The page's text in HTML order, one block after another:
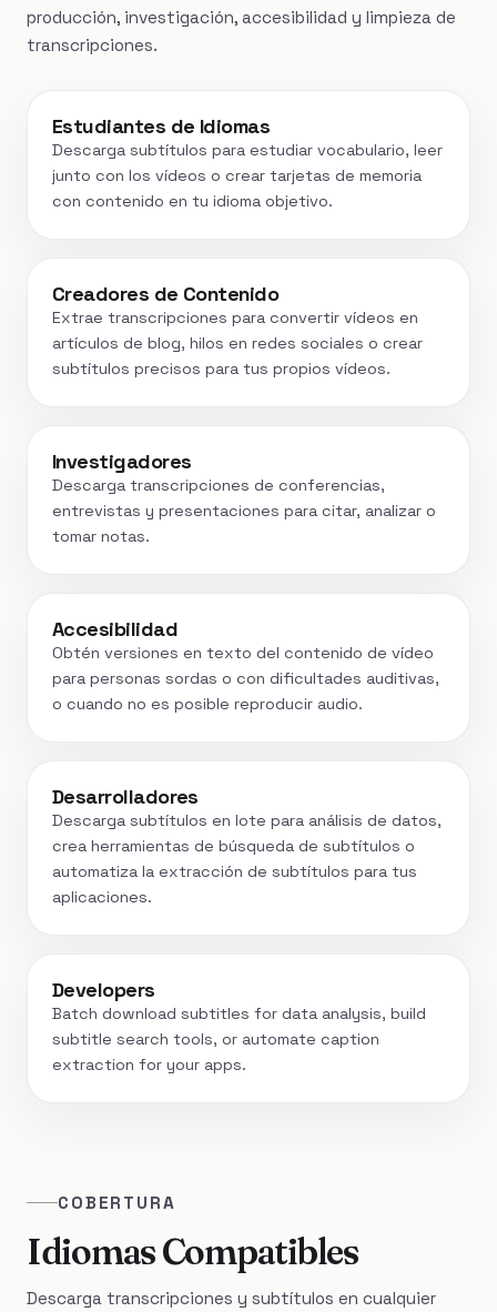
producción, investigación, accesibilidad y limpieza de
transcripciones.
Estudiantes de Idiomas
Descarga subtítulos para estudiar vocabulario, leer
junto con los vídeos o crear tarjetas de memoria
con contenido en tu idioma objetivo.
Creadores de Contenido
Extrae transcripciones para convertir vídeos en
artículos de blog, hilos en redes sociales o crear
subtítulos precisos para tus propios vídeos.
Investigadores
Descarga transcripciones de conferencias,
entrevistas y presentaciones para citar, analizar o
tomar notas.
Accesibilidad
Obtén versiones en texto del contenido de vídeo
para personas sordas o con dificultades auditivas,
o cuando no es posible reproducir audio.
Desarrolladores
Descarga subtítulos en lote para análisis de datos,
crea herramientas de búsqueda de subtítulos o
automatiza la extracción de subtítulos para tus
aplicaciones.
Developers
Batch download subtitles for data analysis, build
subtitle search tools, or automate caption
extraction for your apps.
COBERTURA
Idiomas Compatibles
Descarga transcripciones y subtítulos en cualquier